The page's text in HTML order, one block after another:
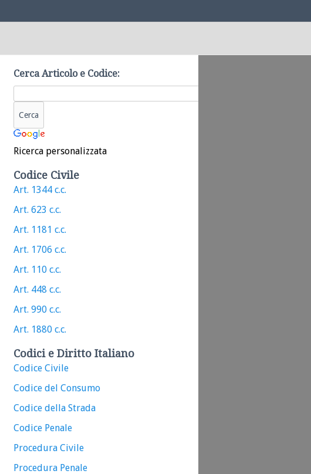
Cerca Articolo e Codice:
Ricerca personalizzata
Codice Civile
Art. 1344 c.c.
Art. 623 c.c.
Art. 1181 c.c.
Art. 1706 c.c.
Art. 110 c.c.
Art. 448 c.c.
Art. 990 c.c.
Art. 1880 c.c.
Codici e Diritto Italiano
Codice Civile
Codice del Consumo
Codice della Strada
Codice Penale
Procedura Civile
Procedura Penale